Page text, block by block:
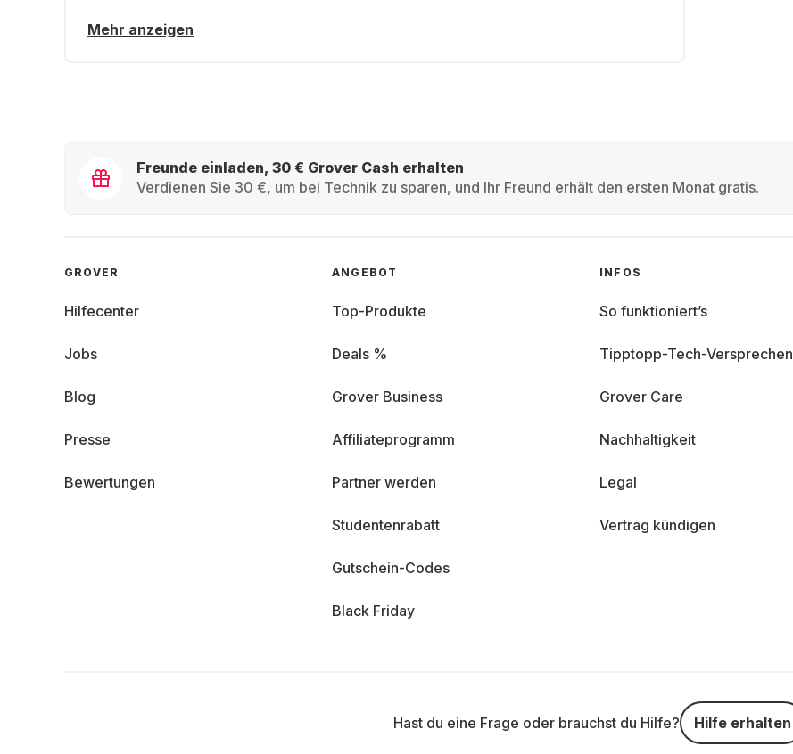
Mehr anzeigen
Freunde einladen, 30 € Grover Cash erhalten
Verdienen Sie 30 €, um bei Technik zu sparen, und Ihr Freund erhält den ersten Monat gratis.
GROVER
Hilfecenter
Jobs
Blog
Presse
Bewertungen
ANGEBOT
Top-Produkte
Deals %
Grover Business
Affiliateprogramm
Partner werden
Studentenrabatt
Gutschein-Codes
Black Friday
INFOS
So funktioniert’s
Tipptopp-Tech-Versprechen
Grover Care
Nachhaltigkeit
Legal
Vertrag kündigen
Hast du eine Frage oder brauchst du Hilfe? Hilfe erhalten